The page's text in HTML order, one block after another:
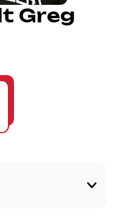
Greg